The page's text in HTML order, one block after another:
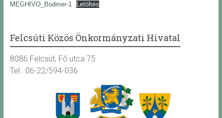
MEGHIVO_Bodmer-1 Letöltés
Felcsúti Közös Önkormányzati Hivatal
8086 Felcsút, Fő utca 75.
Tel.: 06-22/594-036